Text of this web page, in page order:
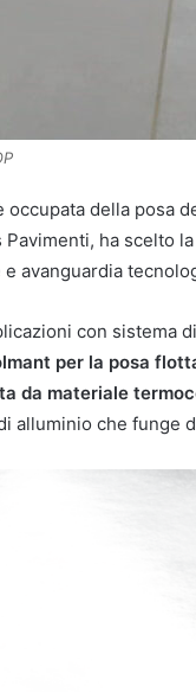
occupata della posa
Pavimenti, ha scelto
avanguardia
con sistema
per la posa
da materiale
alluminio che funge